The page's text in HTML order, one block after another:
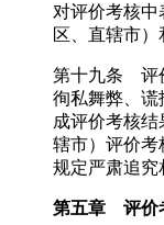
对评价考核
区、直辖市）
第十九条 评
徇私舞弊、谎
成评价考核
辖市）评价考
规定严肃追究
第五章 评价